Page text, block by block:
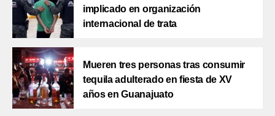
implicado en organización
internacional de trata
Mueren tres personas tras consumir
tequila adulterado en fiesta de XV
años en Guanajuato